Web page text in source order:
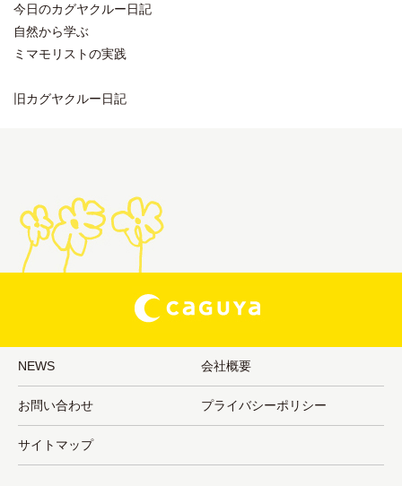
今日のカグヤクルー日記
自然から学ぶ
ミマモリストの実践
旧カグヤクルー日記
NEWS 会社概要
お問い合わせ プライバシーポリシー
サイトマップ